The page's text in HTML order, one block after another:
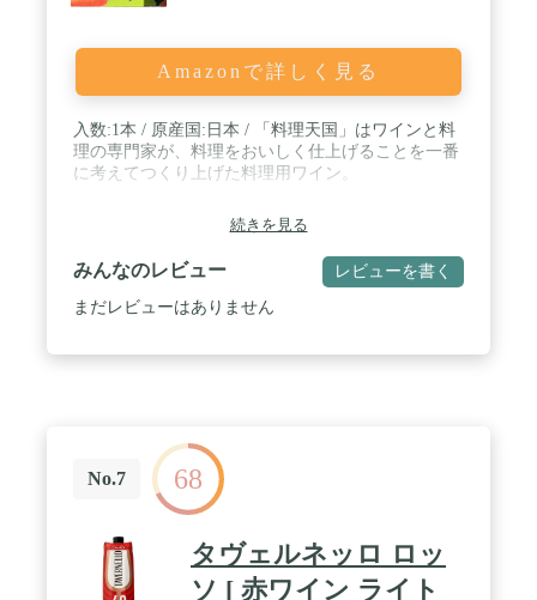
Amazonで詳しく見る
入数:1本 / 原産国:日本 / 「料理天国」はワインと料
理の専門家が、料理をおいしく仕上げることを一番
に考えてつくり上げた料理用ワイン。
続きを見る
みんなのレビュー レビューを書く
まだレビューはありません
No.7 68
タヴェルネッロ ロッ
ソ [ 赤ワイン ライト